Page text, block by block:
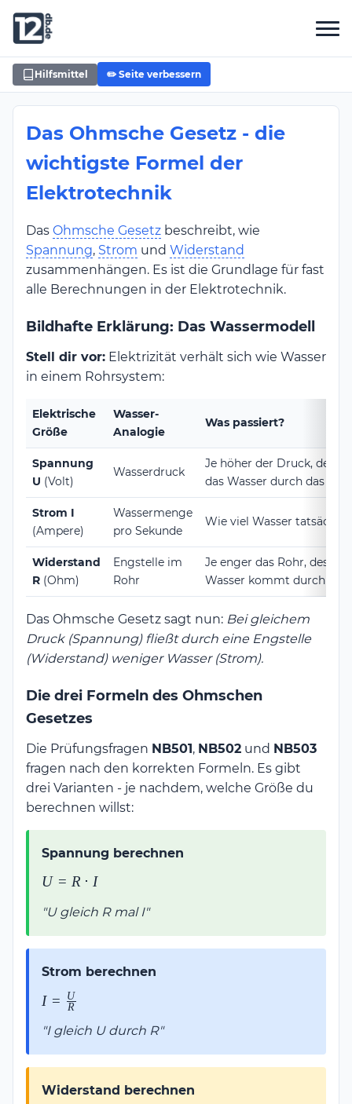
Hilfsmittel ✏️ Seite verbessern
Das Ohmsche Gesetz - die
wichtigste Formel der
Elektrotechnik
Das Ohmsche Gesetz beschreibt, wie
Spannung, Strom und Widerstand
zusammenhängen. Es ist die Grundlage für fast
alle Berechnungen in der Elektrotechnik.
Bildhafte Erklärung: Das Wassermodell
Stell dir vor: Elektrizität verhält sich wie Wasser
in einem Rohrsystem:
Elektrische
Größe
Wasser-
Analogie
Was passiert?
Spannung
U (Volt)
Wasserdruck
Je höher der Druck,
das Wasser durch das
Strom I
(Ampere)
Wassermenge
pro Sekunde
Wie viel Wasser
Widerstand
R (Ohm)
Engstelle im
Rohr
Je enger das Rohr, desto
Wasser kommt durch
Das Ohmsche Gesetz sagt nun: Bei gleichem
Druck (Spannung) fließt durch eine Engstelle
(Widerstand) weniger Wasser (Strom).
Die drei Formeln des Ohmschen
Gesetzes
Die Prüfungsfragen NB501, NB502 und NB503
fragen nach den korrekten Formeln. Es gibt
drei Varianten - je nachdem, welche Größe du
berechnen willst:
Spannung berechnen
U =
\cdot
U = R ⋅ I
"U gleich R mal I"
Strom berechnen
I =
{R}
I = R
U
"I gleich U durch R"
Widerstand berechnen